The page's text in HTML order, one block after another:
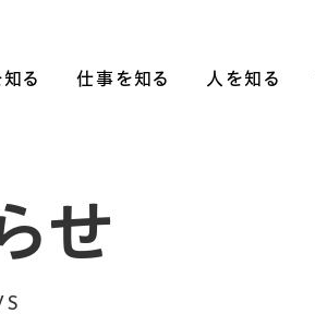
る
ストーリー
仕事を知る 人を知る
せ